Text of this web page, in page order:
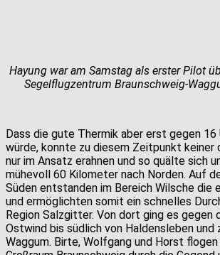
Hayung war am Samstag als erster Pilot
Segelflugzentrum Braunschweig-
Dass die gute Thermik aber erst gegen 16
würde, konnte zu diesem Zeitpunkt keiner
nur im Ansatz erahnen und so quälte sich
mühevoll 60 Kilometer nach Norden. Auf
Süden entstanden im Bereich Wilsche die
und ermöglichten somit ein schnelles
Region Salzgitter. Von dort ging es gegen
Ostwind bis südlich von Haldensleben und
Waggum. Birte, Wolfgang und Horst